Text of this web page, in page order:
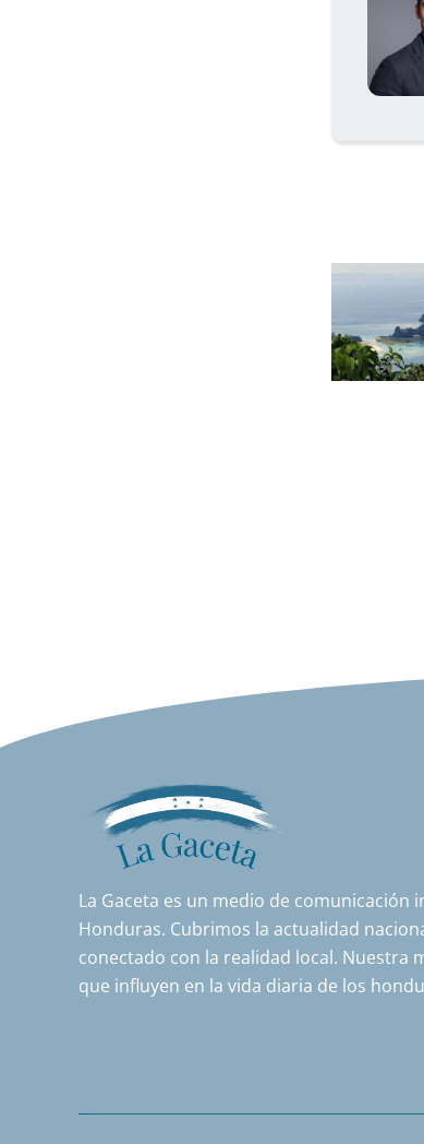
La Gaceta es un medio de comunicación
Honduras. Cubrimos la actualidad
conectado con la realidad local. Nuestra
que influyen en la vida diaria de los